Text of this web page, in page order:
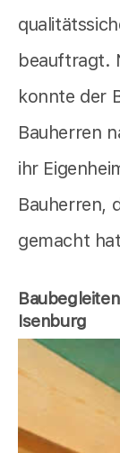
beauftragt.
konnte der
Bauherren
ihr
Bauherren,
gemacht
Isenburg